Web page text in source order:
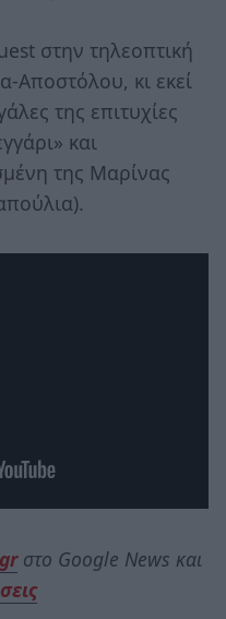
στην τηλεοπτική
Αποστόλου, κι εκεί
της επιτυχίες
και
της Μαρίνας
στο Google News και